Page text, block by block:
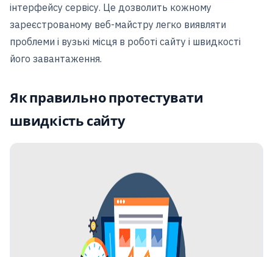
інтерфейсу сервісу. Це дозволить кожному
зареєстрованому веб-майстру легко виявляти
проблеми і вузькі місця в роботі сайту і швидкості
його завантаження.
Як правильно протестувати
швидкість сайту